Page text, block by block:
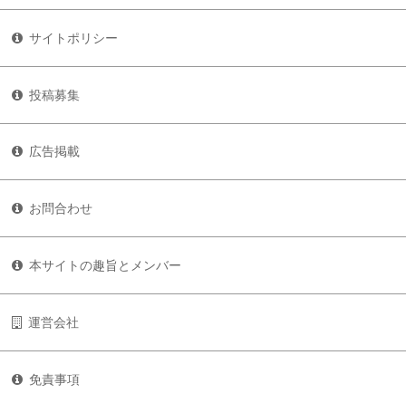
サイトポリシー
投稿募集
広告掲載
お問合わせ
本サイトの趣旨とメンバー
運営会社
免責事項